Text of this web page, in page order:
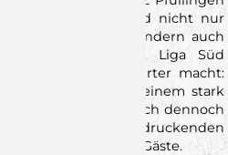
am Sonntagabend nicht nur
eingefahren, sondern auch
in der 3. Liga Süd
noch bemerkenswerter macht:
Karrer musste mit einem stark
– und stemmten sich dennoch
und einer beeindruckenden
aufspielenden Gäste.